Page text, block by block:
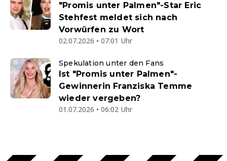
"Promis unter Palmen"-Star Eric
Stehfest meldet sich nach
Vorwürfen zu Wort
02.07.2026 • 07:01 Uhr
Spekulation unter den Fans
Ist "Promis unter Palmen"-
Gewinnerin Franziska Temme
wieder vergeben?
01.07.2026 • 06:02 Uhr